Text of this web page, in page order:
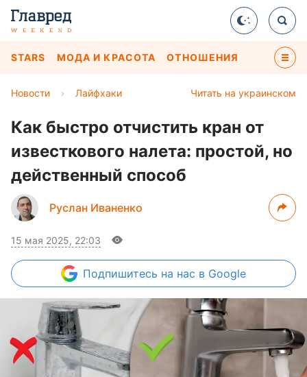
STARS МОДА И КРАСОТА ОТНОШЕНИЯ
Читать на украинском
Новости › Лайфхаки
Как быстро отчистить кран от
известкового налета: простой, но
действенный способ
Руслан Иваненко
15 мая 2025, 22:03
Подпишитесь на нас в Google